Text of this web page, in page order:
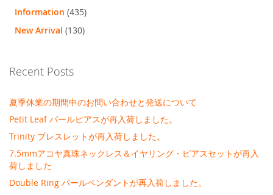
Information (435)
New Arrival (130)
Recent Posts
夏季休業の期間中のお問い合わせと発送について
Petit Leaf パールピアスが再入荷しました。
Trinity ブレスレットが再入荷しました。
7.5mmアコヤ真珠ネックレス＆イヤリング・ピアスセットが再入
荷しました
Double Ring パールペンダントが再入荷しました。